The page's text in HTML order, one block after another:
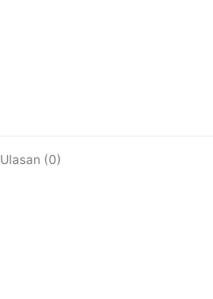
Ulasan (0)